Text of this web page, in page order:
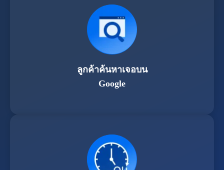
ลูกค้าค้นหาเจอบน
Google